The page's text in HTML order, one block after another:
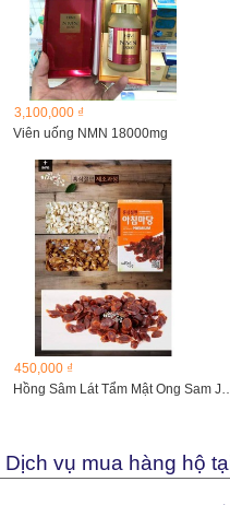
3,100,000 ₫
Viên uống NMN 18000mg
450,000 ₫
Hồng Sâm Lát Tẩm Mật Ong
Dịch vụ mua hàng hộ